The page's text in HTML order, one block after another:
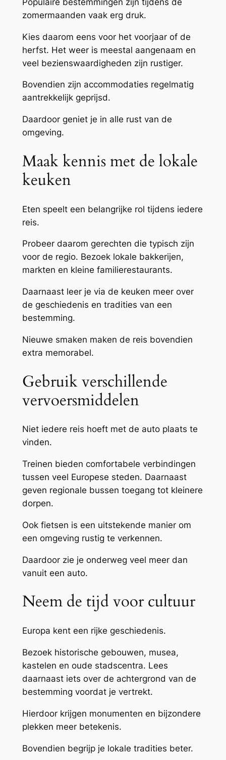
zomermaanden vaak erg druk.
Kies daarom eens voor het voorjaar of de
herfst. Het weer is meestal aangenaam en
veel bezienswaardigheden zijn rustiger.
Bovendien zijn accommodaties regelmatig
aantrekkelijk geprijsd.
Daardoor geniet je in alle rust van de
omgeving.
Maak kennis met de lokale
keuken
Eten speelt een belangrijke rol tijdens iedere
reis.
Probeer daarom gerechten die typisch zijn
voor de regio. Bezoek lokale bakkerijen,
markten en kleine familierestaurants.
Daarnaast leer je via de keuken meer over
de geschiedenis en tradities van een
bestemming.
Nieuwe smaken maken de reis bovendien
extra memorabel.
Gebruik verschillende
vervoersmiddelen
Niet iedere reis hoeft met de auto plaats te
vinden.
Treinen bieden comfortabele verbindingen
tussen veel Europese steden. Daarnaast
geven regionale bussen toegang tot kleinere
dorpen.
Ook fietsen is een uitstekende manier om
een omgeving rustig te verkennen.
Daardoor zie je onderweg veel meer dan
vanuit een auto.
Neem de tijd voor cultuur
Europa kent een rijke geschiedenis.
Bezoek historische gebouwen, musea,
kastelen en oude stadscentra. Lees
daarnaast iets over de achtergrond van de
bestemming voordat je vertrekt.
Hierdoor krijgen monumenten en bijzondere
plekken meer betekenis.
Bovendien begrijp je lokale tradities beter.